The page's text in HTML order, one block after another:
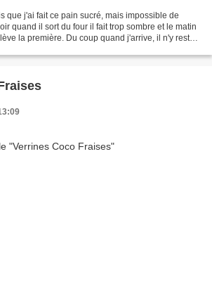
que j'ai fait ce pain sucré, mais impossible de
quand il sort du four il fait trop sombre et le matin
la première. Du coup quand j'arrive, il n'y reste